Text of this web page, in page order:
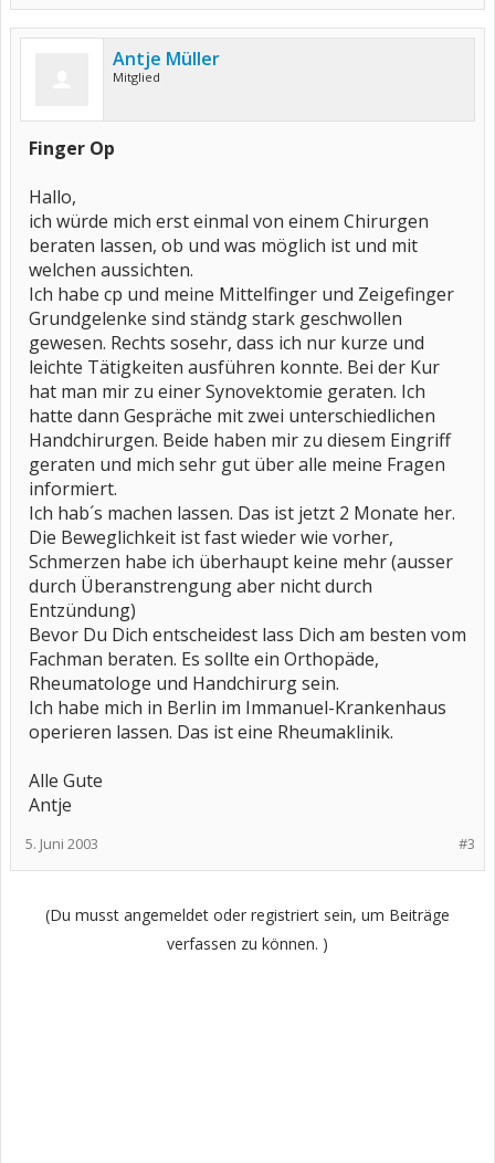
Antje Müller
Mitglied
Finger Op
Hallo,
ich würde mich erst einmal von einem Chirurgen
beraten lassen, ob und was möglich ist und mit
welchen aussichten.
Ich habe cp und meine Mittelfinger und Zeigefinger
Grundgelenke sind ständg stark geschwollen
gewesen. Rechts sosehr, dass ich nur kurze und
leichte Tätigkeiten ausführen konnte. Bei der Kur
hat man mir zu einer Synovektomie geraten. Ich
hatte dann Gespräche mit zwei unterschiedlichen
Handchirurgen. Beide haben mir zu diesem Eingriff
geraten und mich sehr gut über alle meine Fragen
informiert.
Ich hab´s machen lassen. Das ist jetzt 2 Monate her.
Die Beweglichkeit ist fast wieder wie vorher,
Schmerzen habe ich überhaupt keine mehr (ausser
durch Überanstrengung aber nicht durch
Entzündung)
Bevor Du Dich entscheidest lass Dich am besten vom
Fachman beraten. Es sollte ein Orthopäde,
Rheumatologe und Handchirurg sein.
Ich habe mich in Berlin im Immanuel-Krankenhaus
operieren lassen. Das ist eine Rheumaklinik.
Alle Gute
Antje
#3
5. Juni 2003
(Du musst angemeldet oder registriert sein, um Beiträge
verfassen zu können. )